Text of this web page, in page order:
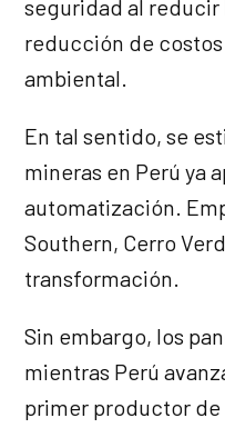
seguridad al reducir
reducción de
ambiental.
En tal sentido, se
mineras en Perú ya
automatización.
Southern, Cerro
transformación.
Sin embargo, los
mientras Perú
primer productor